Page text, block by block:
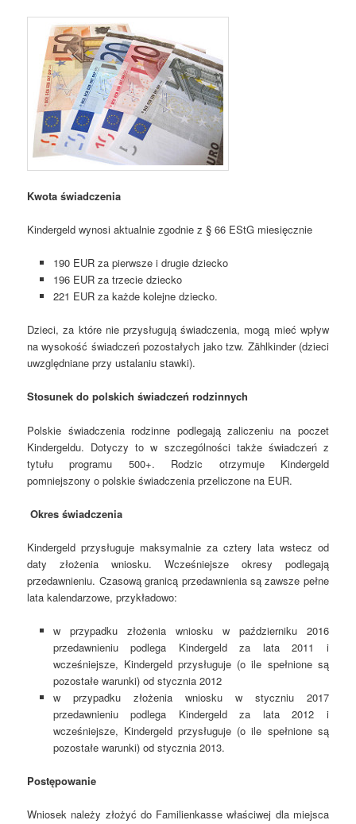
Kwota świadczenia
Kindergeld wynosi aktualnie zgodnie z § 66 EStG miesięcznie
190 EUR za pierwsze i drugie dziecko
196 EUR za trzecie dziecko
221 EUR za każde kolejne dziecko.
Dzieci, za które nie przysługują świadczenia, mogą mieć wpływ
na wysokość świadczeń pozostałych jako tzw. Zählkinder (dzieci
uwzględniane przy ustalaniu stawki).
Stosunek do polskich świadczeń rodzinnych
Polskie świadczenia rodzinne podlegają zaliczeniu na poczet
Kindergeldu. Dotyczy to w szczególności także świadczeń z
tytułu programu 500+. Rodzic otrzymuje Kindergeld
pomniejszony o polskie świadczenia przeliczone na EUR.
Okres świadczenia
Kindergeld przysługuje maksymalnie za cztery lata wstecz od
daty złożenia wniosku. Wcześniejsze okresy podlegają
przedawnieniu. Czasową granicą przedawnienia są zawsze pełne
lata kalendarzowe, przykładowo:
w przypadku złożenia wniosku w październiku 2016
przedawnieniu podlega Kindergeld za lata 2011 i
wcześniejsze, Kindergeld przysługuje (o ile spełnione są
pozostałe warunki) od stycznia 2012
w przypadku złożenia wniosku w styczniu 2017
przedawnieniu podlega Kindergeld za lata 2012 i
wcześniejsze, Kindergeld przysługuje (o ile spełnione są
pozostałe warunki) od stycznia 2013.
Postępowanie
Wniosek należy złożyć do Familienkasse właściwej dla miejsca